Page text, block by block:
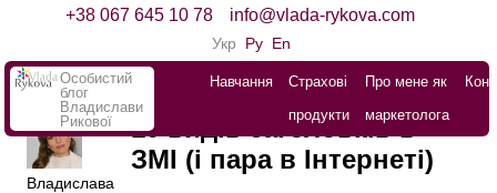
+38 067 645 10 78 info@vlada-rykova.com
Укр Ру En
Особистий
блог
Владислави
Рикової
Навчання
Страхові
продукти
Про мене як
маркетолога
Владислава
10 видів заголовків в
ЗМІ (і пара в Інтернеті)